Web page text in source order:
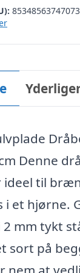
Denne
ideel til
i et hjørne.
mm tykt
sort på